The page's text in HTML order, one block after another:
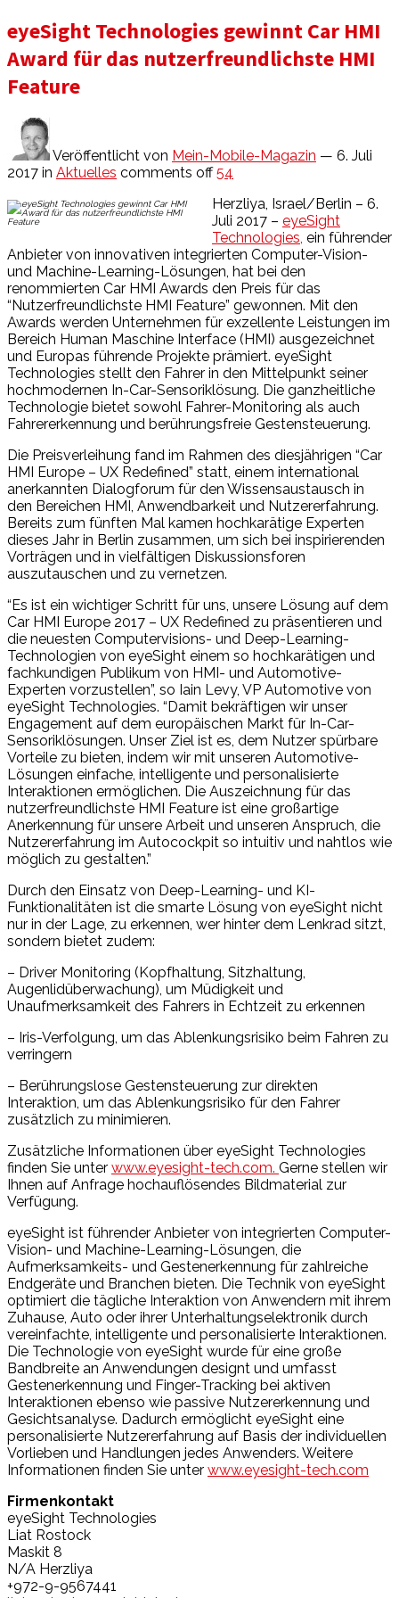
eyeSight Technologies gewinnt Car HMI
Award für das nutzerfreundlichste HMI
Feature
Veröffentlicht von Mein-Mobile-Magazin — 6. Juli
2017 in Aktuelles comments off 54
Herzliya, Israel/Berlin – 6.
Juli 2017 – eyeSight
Technologies, ein führender
Anbieter von innovativen integrierten Computer-Vision-
und Machine-Learning-Lösungen, hat bei den
renommierten Car HMI Awards den Preis für das
“Nutzerfreundlichste HMI Feature” gewonnen. Mit den
Awards werden Unternehmen für exzellente Leistungen im
Bereich Human Maschine Interface (HMI) ausgezeichnet
und Europas führende Projekte prämiert. eyeSight
Technologies stellt den Fahrer in den Mittelpunkt seiner
hochmodernen In-Car-Sensoriklösung. Die ganzheitliche
Technologie bietet sowohl Fahrer-Monitoring als auch
Fahrererkennung und berührungsfreie Gestensteuerung.
Die Preisverleihung fand im Rahmen des diesjährigen “Car
HMI Europe – UX Redefined” statt, einem international
anerkannten Dialogforum für den Wissensaustausch in
den Bereichen HMI, Anwendbarkeit und Nutzererfahrung.
Bereits zum fünften Mal kamen hochkarätige Experten
dieses Jahr in Berlin zusammen, um sich bei inspirierenden
Vorträgen und in vielfältigen Diskussionsforen
auszutauschen und zu vernetzen.
“Es ist ein wichtiger Schritt für uns, unsere Lösung auf dem
Car HMI Europe 2017 – UX Redefined zu präsentieren und
die neuesten Computervisions- und Deep-Learning-
Technologien von eyeSight einem so hochkarätigen und
fachkundigen Publikum von HMI- und Automotive-
Experten vorzustellen”, so Iain Levy, VP Automotive von
eyeSight Technologies. “Damit bekräftigen wir unser
Engagement auf dem europäischen Markt für In-Car-
Sensoriklösungen. Unser Ziel ist es, dem Nutzer spürbare
Vorteile zu bieten, indem wir mit unseren Automotive-
Lösungen einfache, intelligente und personalisierte
Interaktionen ermöglichen. Die Auszeichnung für das
nutzerfreundlichste HMI Feature ist eine großartige
Anerkennung für unsere Arbeit und unseren Anspruch, die
Nutzererfahrung im Autocockpit so intuitiv und nahtlos wie
möglich zu gestalten.”
Durch den Einsatz von Deep-Learning- und KI-
Funktionalitäten ist die smarte Lösung von eyeSight nicht
nur in der Lage, zu erkennen, wer hinter dem Lenkrad sitzt,
sondern bietet zudem:
– Driver Monitoring (Kopfhaltung, Sitzhaltung,
Augenlidüberwachung), um Müdigkeit und
Unaufmerksamkeit des Fahrers in Echtzeit zu erkennen
– Iris-Verfolgung, um das Ablenkungsrisiko beim Fahren zu
verringern
– Berührungslose Gestensteuerung zur direkten
Interaktion, um das Ablenkungsrisiko für den Fahrer
zusätzlich zu minimieren.
Zusätzliche Informationen über eyeSight Technologies
finden Sie unter www.eyesight-tech.com. Gerne stellen wir
Ihnen auf Anfrage hochauflösendes Bildmaterial zur
Verfügung.
eyeSight ist führender Anbieter von integrierten Computer-
Vision- und Machine-Learning-Lösungen, die
Aufmerksamkeits- und Gestenerkennung für zahlreiche
Endgeräte und Branchen bieten. Die Technik von eyeSight
optimiert die tägliche Interaktion von Anwendern mit ihrem
Zuhause, Auto oder ihrer Unterhaltungselektronik durch
vereinfachte, intelligente und personalisierte Interaktionen.
Die Technologie von eyeSight wurde für eine große
Bandbreite an Anwendungen designt und umfasst
Gestenerkennung und Finger-Tracking bei aktiven
Interaktionen ebenso wie passive Nutzererkennung und
Gesichtsanalyse. Dadurch ermöglicht eyeSight eine
personalisierte Nutzererfahrung auf Basis der individuellen
Vorlieben und Handlungen jedes Anwenders. Weitere
Informationen finden Sie unter www.eyesight-tech.com
Firmenkontakt
eyeSight Technologies
Liat Rostock
Maskit 8
N/A Herzliya
+972-9-9567441